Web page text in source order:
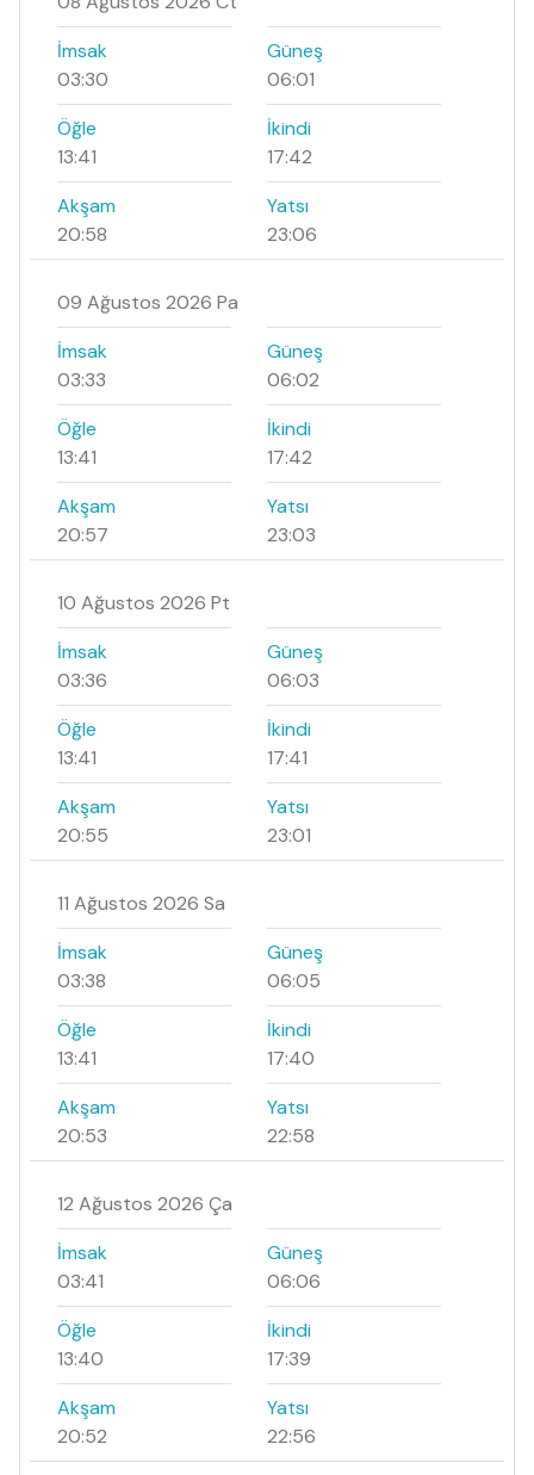
İmsak
03:30
Güneş
06:01
Öğle
13:41
İkindi
17:42
Akşam
20:58
Yatsı
23:06
09 Ağustos 2026 Pa
İmsak
03:33
Güneş
06:02
Öğle
13:41
İkindi
17:42
Akşam
20:57
Yatsı
23:03
10 Ağustos 2026 Pt
İmsak
03:36
Güneş
06:03
Öğle
13:41
İkindi
17:41
Akşam
20:55
Yatsı
23:01
11 Ağustos 2026 Sa
İmsak
03:38
Güneş
06:05
Öğle
13:41
İkindi
17:40
Akşam
20:53
Yatsı
22:58
12 Ağustos 2026 Ça
İmsak
03:41
Güneş
06:06
Öğle
13:40
İkindi
17:39
Akşam
20:52
Yatsı
22:56